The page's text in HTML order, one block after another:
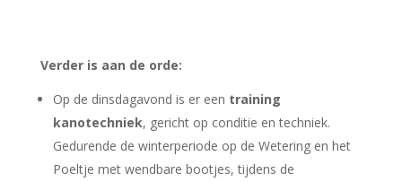
Verder is aan de orde:
Op de dinsdagavond is er een training
kanotechniek, gericht op conditie en techniek.
Gedurende de winterperiode op de Wetering en het
Poeltje met wendbare bootjes, tijdens de